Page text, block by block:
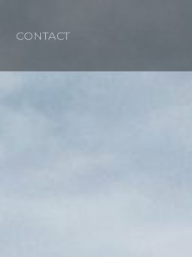
CONTACT